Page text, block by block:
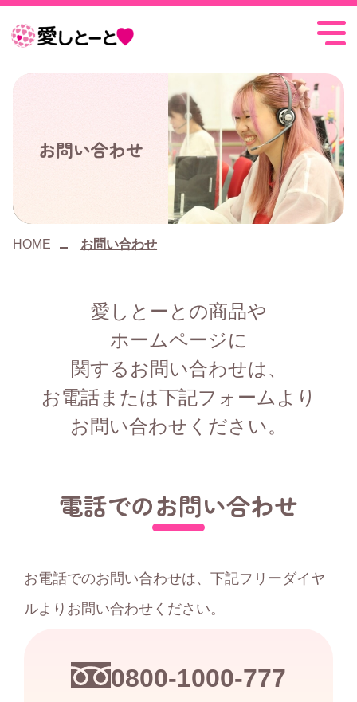
愛
お問い合わせ
HOME お問い合わせ
愛しとーとの商品や
ホームページに
関するお問い合わせは、
お電話または下記フォームより
お問い合わせください。
電話でのお問い合わせ
お電話でのお問い合わせは、下記フリーダイヤ
ルよりお問い合わせください。
0800-1000-777